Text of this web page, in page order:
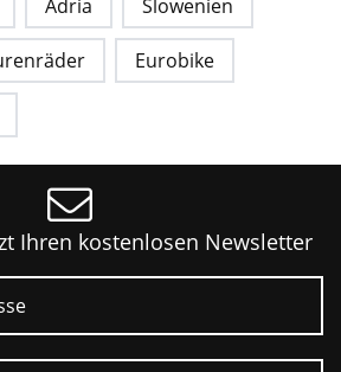
Adria Slowenien
Eurobike
Ihren kostenlosen Newsletter